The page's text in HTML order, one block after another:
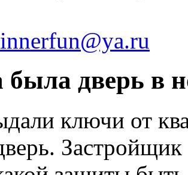
дверь в
ключи от